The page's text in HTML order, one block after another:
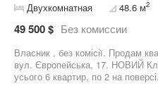
Двухкомнатная 48.6 м2
49 500 $ Без комиссии
Власник , без комісії. Продам
вул. Європейська, 17. НОВИЙ
усього 6 квартир, по 2 на